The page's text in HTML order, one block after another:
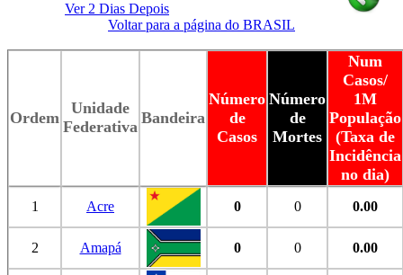
Ver 2 Dias Depois
Voltar para a página do BRASIL
Ordem
Unidade
Federativa Bandeira
Número
de
Casos
Número
de
Mortes
Num
Casos/
1M
População
(Taxa de
Incidência
no dia)
1 Acre 0 0 0.00
2 Amapá 0 0 0.00